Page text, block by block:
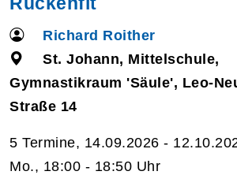
Richard Roither
St. Johann, Mittelschule,
Gymnastikraum 'Säule', Leo-
Straße 14
5 Termine, 14.09.2026 -
Mo., 18:00 - 18:50 Uhr